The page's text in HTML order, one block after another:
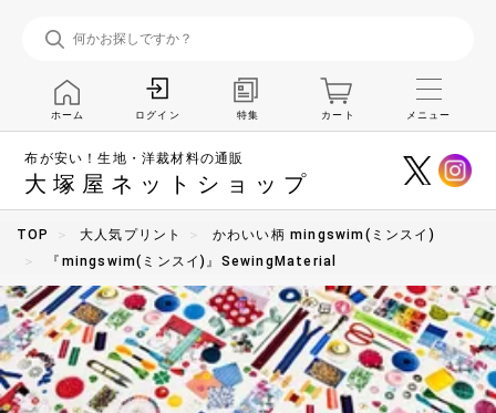
布が安い！生地・洋裁材料の通販
大塚屋ネットショップ
ホーム ログイン 特集 カート メニュー
TOP 大人気プリント
かわいい柄 mingswim(ミンスイ)
『mingswim(ミンスイ)』SewingMaterial